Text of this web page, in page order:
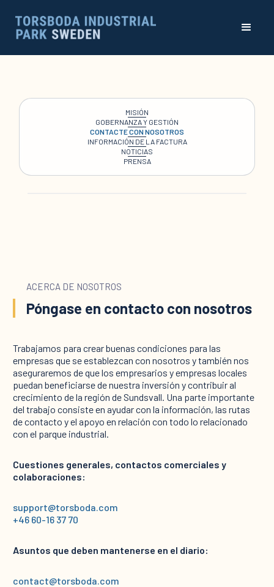
MISIÓN
GOBERNANZA Y GESTIÓN
CONTACTE CON NOSOTROS
INFORMACIÓN DE LA FACTURA
NOTICIAS
PRENSA
ACERCA DE NOSOTROS
Póngase en contacto con nosotros
Trabajamos para crear buenas condiciones para las
empresas que se establezcan con nosotros y también nos
aseguraremos de que los empresarios y empresas locales
puedan beneficiarse de nuestra inversión y contribuir al
crecimiento de la región de Sundsvall. Una parte importante
del trabajo consiste en ayudar con la información, las rutas
de contacto y el apoyo en relación con todo lo relacionado
con el parque industrial.
Cuestiones generales, contactos comerciales y
colaboraciones:
support@torsboda.com
+46 60-16 37 70
Asuntos que deben mantenerse en el diario:
contact@torsboda.com